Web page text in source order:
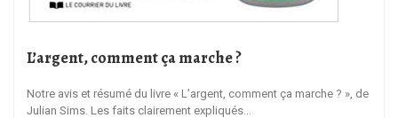
L’argent, comment ça marche ?
Notre avis et résumé du livre « L’argent, comment ça marche ? », de
Julian Sims. Les faits clairement expliqués…